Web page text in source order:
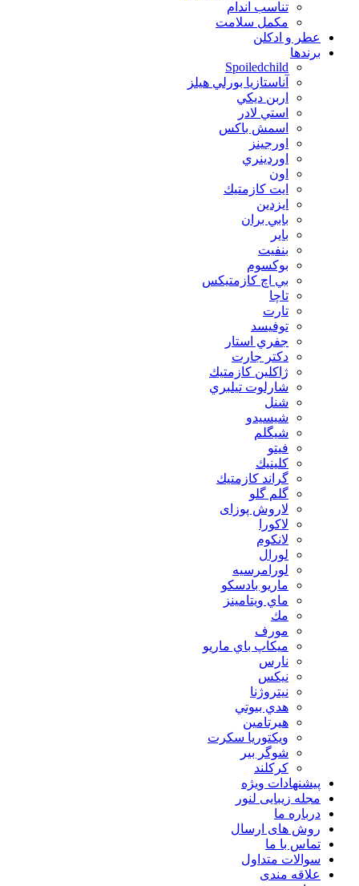
تناسب اندام
مکمل سلامت
عطر و ادکلن
برندها
Spoiledchild
آناستازيا بورلي هيلز
اربن ديكي
استي لادر
اسمش باكس
اورجينز
اوردينري
اون
ايت كازمتيك
ايزدين
بابي بران
بایر
بنفيت
بوكسوم
بي اچ كازمتيكس
تاچا
تارت
توفيسد
جفري استار
دكتر جارت
ژاكلين كازمتيك
شارلوت تيلبري
شنل
شيسيدو
شیگلم
فيتو
كلينيك
گراند كازمتيك
گلم گلو
لاروش پوزای
لاكورا
لانكوم
لورال
لورامرسيه
ماريو بادسكو
ماي ويتامينز
مك
مورف
ميكاپ باي ماريو
نارس
نيكس
نیتروژنا
هدي بيوتي
هیرتامین
ویکتوریا سکرت
شوگر بير
کرکلند
پیشنهادات ویژه
مجله زیبایی لنور
درباره ما
روش های ارسال
تماس با ما
سوالات متداول
علاقه مندی